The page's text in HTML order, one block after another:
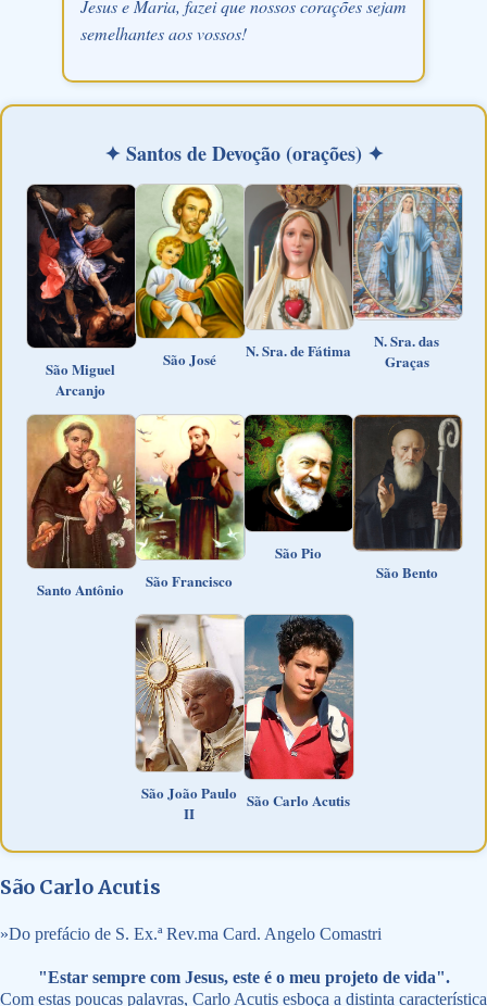
Jesus e Maria, fazei que nossos corações sejam
semelhantes aos vossos!
✦ Santos de Devoção (orações) ✦
São Miguel
Arcanjo
São José N. Sra. de Fátima
N. Sra. das
Graças
Santo Antônio São Francisco
São Pio
São Bento
São João Paulo
II
São Carlo Acutis
São Carlo Acutis
»Do prefácio de S. Ex.ª Rev.ma Card. Angelo Comastri
"Estar sempre com Jesus, este é o meu projeto de vida".
Com estas poucas palavras, Carlo Acutis esboça a distinta característica